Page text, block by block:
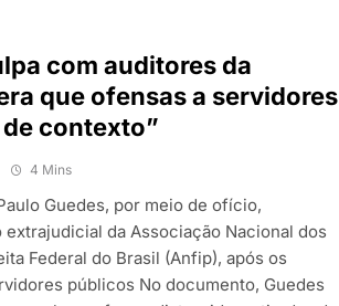
com auditores da
que ofensas a servidores
contexto”
4 Mins
Guedes, por meio de ofício,
da Associação Nacional dos
Federal do Brasil (Anfip), após os
públicos No documento, Guedes